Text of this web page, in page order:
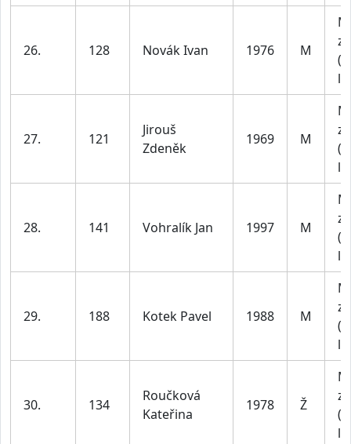
26. 128 Novák Ivan 1976 M
27. 121
Jirouš
Zdeněk
1969 M
28. 141 Vohralík Jan 1997 M
29. 188 Kotek Pavel 1988 M
30. 134
Roučková
Kateřina
1978 Ž